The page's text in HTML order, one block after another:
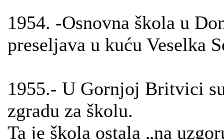
1954. -Osnovna škola u
preseljava u kuću Veselka
1955.- U Gornjoj Britvici
zgradu za školu.
Ta je škola ostala „na